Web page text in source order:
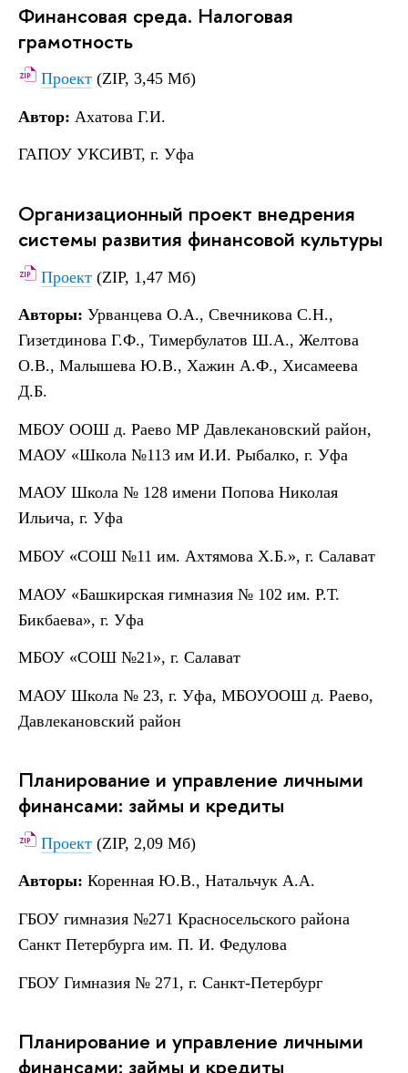
Финансовая среда. Налоговая
грамотность
Проект (ZIP, 3,45 Мб)
Автор: Ахатова Г.И.
ГАПОУ УКСИВТ, г. Уфа
Организационный проект внедрения
системы развития финансовой культуры
Проект (ZIP, 1,47 Мб)
Авторы: Урванцева О.А., Свечникова С.Н.,
Гизетдинова Г.Ф., Тимербулатов Ш.А., Желтова
О.В., Малышева Ю.В., Хажин А.Ф., Хисамеева
Д.Б.
МБОУ ООШ д. Раево МР Давлекановский район,
МАОУ «Школа №113 им И.И. Рыбалко, г. Уфа
МАОУ Школа № 128 имени Попова Николая
Ильича, г. Уфа
МБОУ «СОШ №11 им. Ахтямова Х.Б.», г. Салават
МАОУ «Башкирская гимназия № 102 им. Р.Т.
Бикбаева», г. Уфа
МБОУ «СОШ №21», г. Салават
МАОУ Школа № 23, г. Уфа, МБОУООШ д. Раево,
Давлекановский район
Планирование и управление личными
финансами: займы и кредиты
Проект (ZIP, 2,09 Мб)
Авторы: Коренная Ю.В., Натальчук А.А.
ГБОУ гимназия №271 Красносельского района
Санкт Петербурга им. П. И. Федулова
ГБОУ Гимназия № 271, г. Санкт-Петербург
Планирование и управление личными
финансами: займы и кредиты